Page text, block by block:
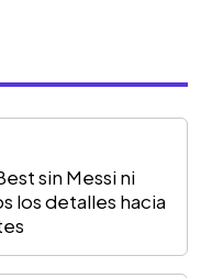
sin Messi ni
los detalles hacia